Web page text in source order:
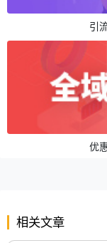
引
优
相关文章